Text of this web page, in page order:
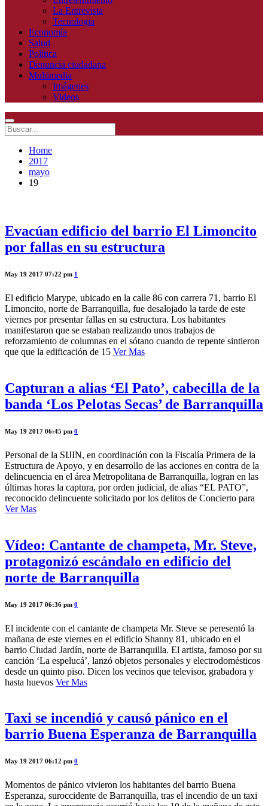
La Entrevista
Tecnologia
Economía
Salud
Política
Denuncia ciudadana
Multimedia
Imágenes
Videos
Home
2017
mayo
19
Evacúan edificio del barrio El Limoncito
por fallas en su estructura
May 19 2017 07:22 pm 1
El edificio Marype, ubicado en la calle 86 con carrera 71, barrio El
Limoncito, norte de Barranquilla, fue desalojado la tarde de este
viernes por presentar fallas en su estructura. Los habitantes
manifestaron que se estaban realizando unos trabajos de
reforzamiento de columnas en el sótano cuando de repente sintieron
que que la edificación de 15 Ver Mas
Capturan a alias ‘El Pato’, cabecilla de la
banda ‘Los Pelotas Secas’ de Barranquilla
May 19 2017 06:45 pm 0
Personal de la SIJIN, en coordinación con la Fiscalía Primera de la
Estructura de Apoyo, y en desarrollo de las acciones en contra de la
delincuencia en el área Metropolitana de Barranquilla, logran en las
últimas horas la captura, por orden judicial, de alias “EL PATO”,
reconocido delincuente solicitado por los delitos de Concierto para
Ver Mas
Vídeo: Cantante de champeta, Mr. Steve,
protagonizó escándalo en edificio del
norte de Barranquilla
May 19 2017 06:36 pm 0
El incidente con el cantante de champeta Mr. Steve se peresentó la
mañana de este viernes en el edificio Shanny 81, ubicado en el
barrio Ciudad Jardín, norte de Barranquilla. El artista, famoso por su
canción ‘La espelucá’, lanzó objetos personales y electrodomésticos
desde un quinto piso. Dicen los vecinos que televisor, grabadora y
hasta huevos Ver Mas
Taxi se incendió y causó pánico en el
barrio Buena Esperanza de Barranquilla
May 19 2017 06:12 pm 0
Momentos de pánico vivieron los habitantes del barrio Buena
Esperanza, suroccidente de Barranquilla, tras el incendio de un taxi